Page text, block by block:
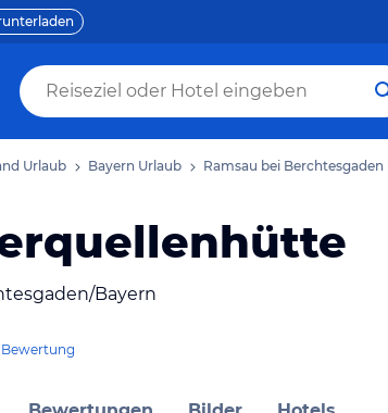
Urlaub Bayern Urlaub Ramsau bei Berchtesgaden
Bayern
Bewertung